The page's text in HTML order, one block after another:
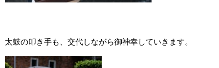
太鼓の叩き手も、交代しながら御神幸していきます。